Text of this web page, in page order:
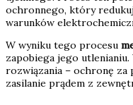
ochronnego, który
warunków
W wyniku tego procesu
zapobiega jego
rozwiązania – ochronę za
zasilanie prądem z